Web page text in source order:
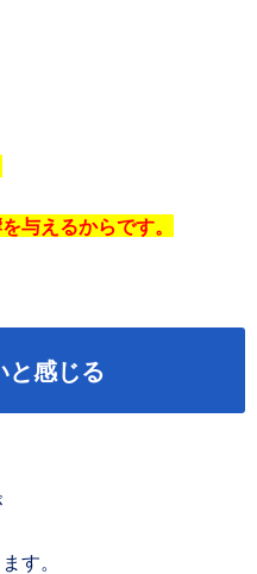
与えるからです。
と感じる
す。